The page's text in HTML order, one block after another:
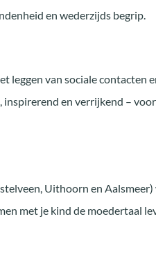
en wederzijds begrip.
leggen van sociale contacten
en verrijkend –
Uithoorn en
met je kind de moedertaal